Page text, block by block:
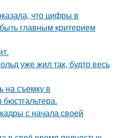
что цифры в
главным критерием
уже жил так, будто весь
на съемку в
с начала своей